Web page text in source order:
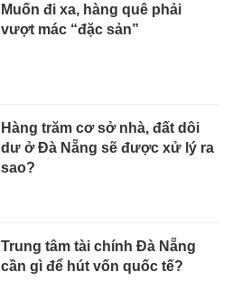
Muốn đi xa, hàng quê phải
vượt mác “đặc sản”
Hàng trăm cơ sở nhà, đất dôi
dư ở Đà Nẵng sẽ được xử lý ra
sao?
Trung tâm tài chính Đà Nẵng
cần gì để hút vốn quốc tế?